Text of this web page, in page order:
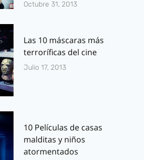
Octubre 31, 2013
Las 10 máscaras más
terroríficas del cine
Julio 17, 2013
10 Películas de casas
malditas y niños
atormentados